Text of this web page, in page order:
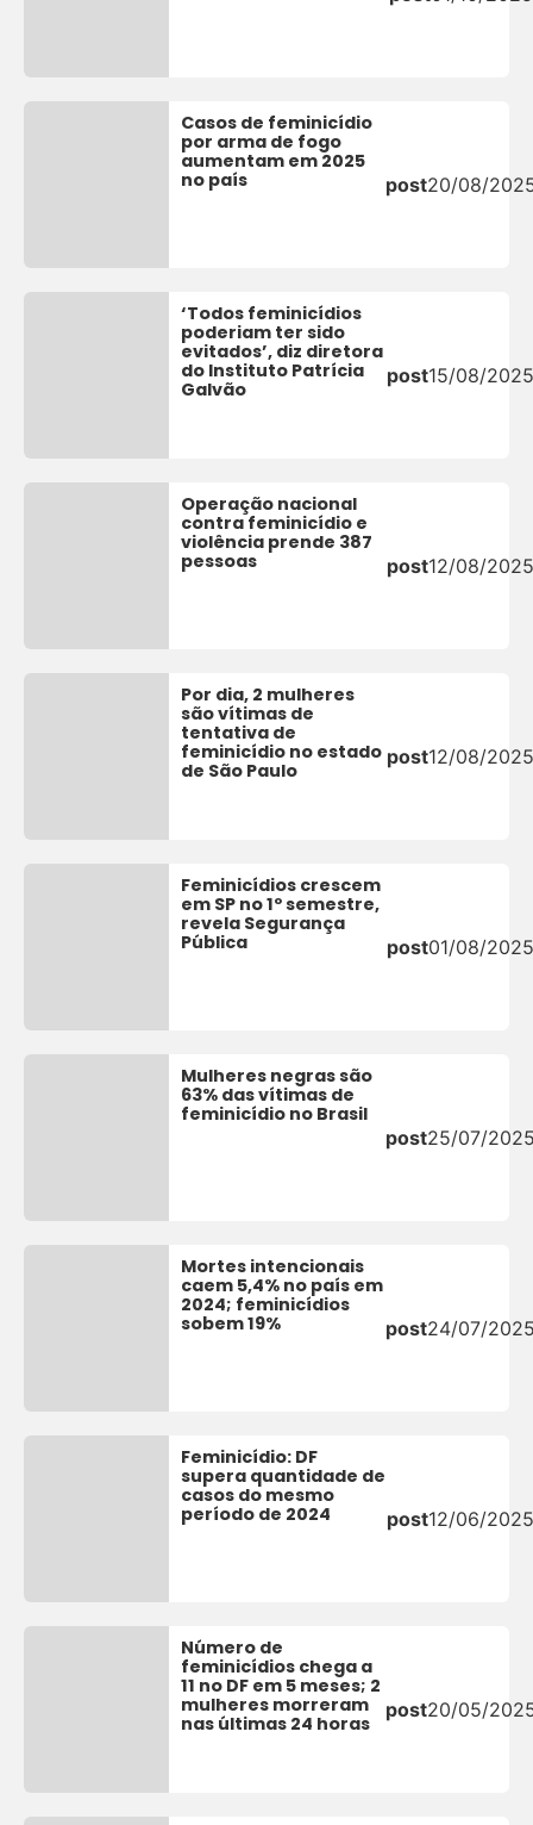
Casos de feminicídio
por arma de fogo
aumentam em 2025
no país
post20/08/
‘Todos feminicídios
poderiam ter sido
evitados’, diz diretora
do Instituto Patrícia
Galvão
post15/08/
Operação nacional
contra feminicídio e
violência prende 387
pessoas
post12/08/
Por dia, 2 mulheres
são vítimas de
tentativa de
feminicídio no estado
de São Paulo
post12/08/
Feminicídios crescem
em SP no 1º semestre,
revela Segurança
Pública
post01/08/
Mulheres negras são
63% das vítimas de
feminicídio no Brasil
post25/07/
Mortes intencionais
caem 5,4% no país em
2024; feminicídios
sobem 19%
post24/07/
Feminicídio: DF
supera quantidade de
casos do mesmo
período de 2024
post12/06/
Número de
feminicídios chega a
11 no DF em 5 meses; 2
mulheres morreram
nas últimas 24 horas
post20/05/